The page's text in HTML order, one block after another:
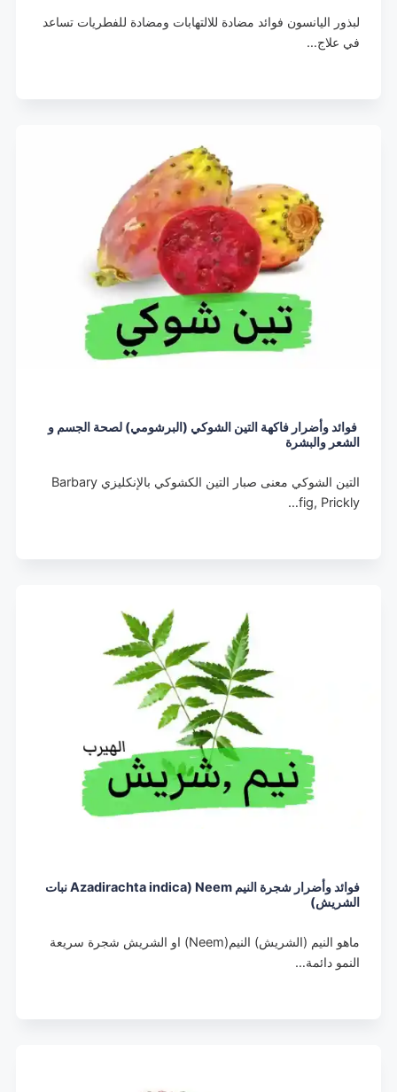
لبذور اليانسون فوائد مضادة للالتهابات ومضادة للفطريات تساعد
في علاج…
فوائد وأضرار فاكهة التين الشوكي (البرشومي) لصحة الجسم و
الشعر والبشرة
التين الشوكي معنى صبار التين الكشوكي بالإنكليزي Barbary
fig, Prickly…
فوائد وأضرار شجرة النيم Neem (Azadirachta indica نبات
الشريش)
ماهو النيم (الشريش) النيم(Neem) او الشريش شجرة سريعة
النمو دائمة…